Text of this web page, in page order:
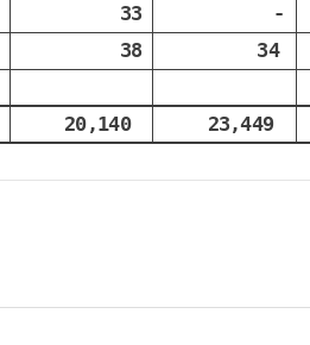
33 -
38 34
20,140 23,449